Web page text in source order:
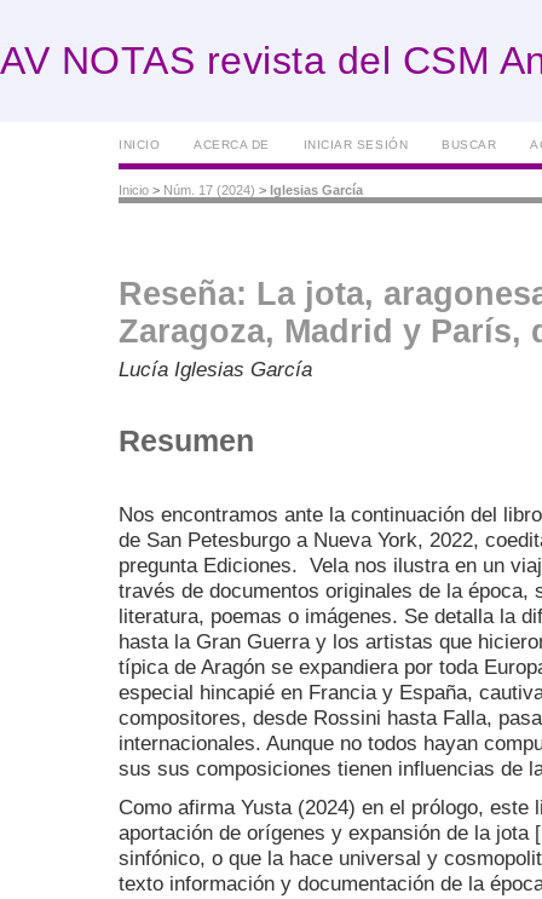
AV NOTAS revista del CSM
INICIO ACERCA DE INICIAR SESIÓN BUSCAR
Inicio > Núm. 17 (2024) > Iglesias García
Reseña: La jota,
Zaragoza, Madrid y París,
Lucía Iglesias García
Resumen
Nos encontramos ante la continuación del
de San Petesburgo a Nueva York, 2022,
pregunta Ediciones. Vela nos ilustra en un
través de documentos originales de la
literatura, poemas o imágenes. Se detalla la
hasta la Gran Guerra y los artistas que
típica de Aragón se expandiera por toda
especial hincapié en Francia y España,
compositores, desde Rossini hasta Falla,
internacionales. Aunque no todos hayan
sus sus composiciones tienen influencias de
Como afirma Yusta (2024) en el prólogo, este
aportación de orígenes y expansión de la jota
sinfónico, o que la hace universal y
texto información y documentación de la